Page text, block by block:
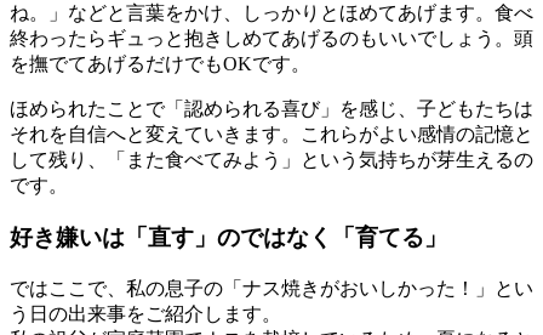
ね。」などと言葉をかけ、しっかりとほめてあげます。食べ
終わったらギュっと抱きしめてあげるのもいいでしょう。頭
を撫でてあげるだけでもOKです。
ほめられたことで「認められる喜び」を感じ、子どもたちは
それを自信へと変えていきます。これらがよい感情の記憶と
して残り、「また食べてみよう」という気持ちが芽生えるの
です。
好き嫌いは「直す」のではなく「育てる」
ではここで、私の息子の「ナス焼きがおいしかった！」とい
う日の出来事をご紹介します。